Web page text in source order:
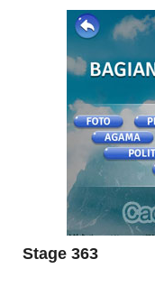
Stage 363